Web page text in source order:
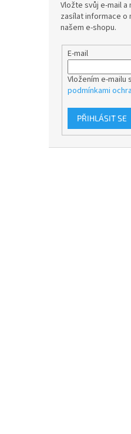
Vložte svůj e-mail a
zasílat informace o
našem e-shopu.
E-mail
Vložením e-mailu
podmínkami
PŘIHLÁSIT SE